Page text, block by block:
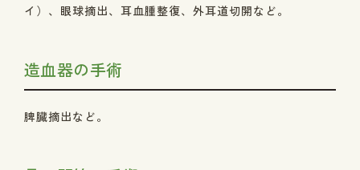
イ）、眼球摘出、耳血腫整復、外耳道切開など。
造血器の手術
脾臓摘出など。